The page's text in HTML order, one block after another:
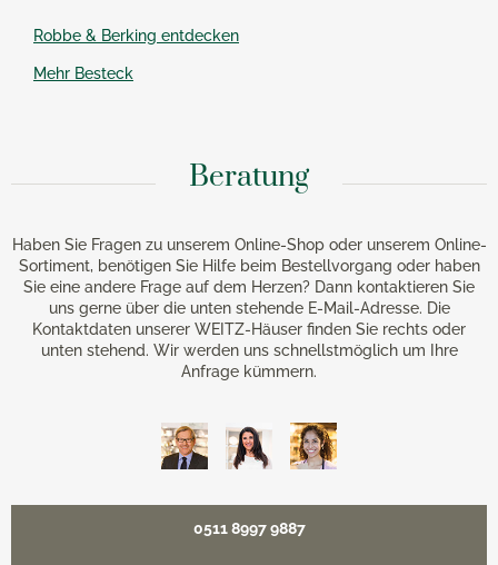
Robbe & Berking entdecken
Mehr Besteck
Beratung
Haben Sie Fragen zu unserem Online-Shop oder unserem Online-
Sortiment, benötigen Sie Hilfe beim Bestellvorgang oder haben
Sie eine andere Frage auf dem Herzen? Dann kontaktieren Sie
uns gerne über die unten stehende E-Mail-Adresse. Die
Kontaktdaten unserer WEITZ-Häuser finden Sie rechts oder
unten stehend. Wir werden uns schnellstmöglich um Ihre
Anfrage kümmern.
0511 8997 9887